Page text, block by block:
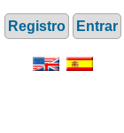
Registro Entrar